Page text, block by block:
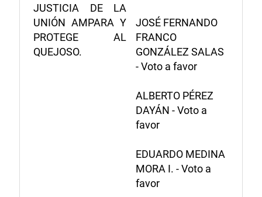
JUSTICIA DE LA
UNIÓN AMPARA Y
PROTEGE AL
QUEJOSO.
JOSÉ FERNANDO
FRANCO
GONZÁLEZ SALAS
- Voto a favor
ALBERTO PÉREZ
DAYÁN - Voto a
favor
EDUARDO MEDINA
MORA I. - Voto a
favor